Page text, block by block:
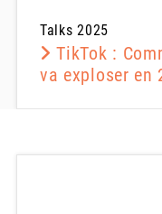
Talks 2025
TikTok :
va exploser en